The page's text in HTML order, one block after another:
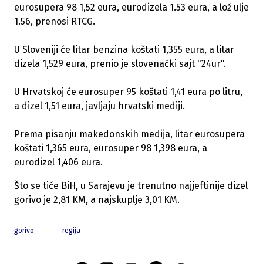
eurosupera 98 1,52 eura, eurodizela 1.53 eura, a lož ulje
1.56, prenosi RTCG.
U Sloveniji će litar benzina koštati 1,355 eura, a litar
dizela 1,529 eura, prenio je slovenački sajt "24ur".
U Hrvatskoj će eurosuper 95 koštati 1,41 eura po litru,
a dizel 1,51 eura, javljaju hrvatski mediji.
Prema pisanju makedonskih medija, litar eurosupera
koštati 1,365 eura, eurosuper 98 1,398 eura, a
eurodizel 1,406 eura.
Što se tiče BiH, u Sarajevu je trenutno najjeftinije dizel
gorivo je 2,81 KM, a najskuplje 3,01 KM.
gorivo regija